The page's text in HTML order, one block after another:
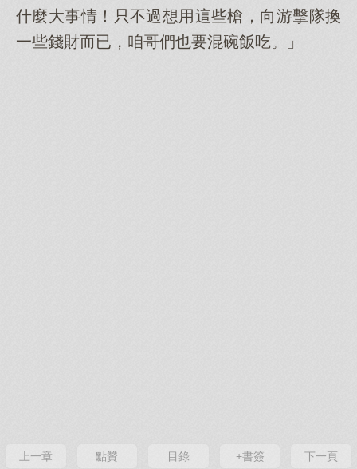
什麼大事情！只不過想用這些槍，向游擊隊換
一些錢財而已，咱哥們也要混碗飯吃。」
上一章 點贊 目錄 +書簽 下一頁